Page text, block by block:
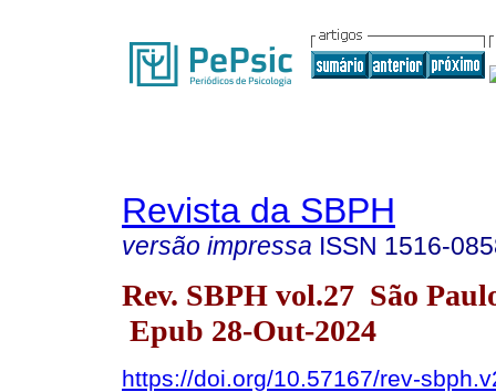
Revista da SBPH
versão impressa ISSN 1516-
Rev. SBPH vol.27 São
Epub 28-Out-2024
https://doi.org/10.57167/rev-